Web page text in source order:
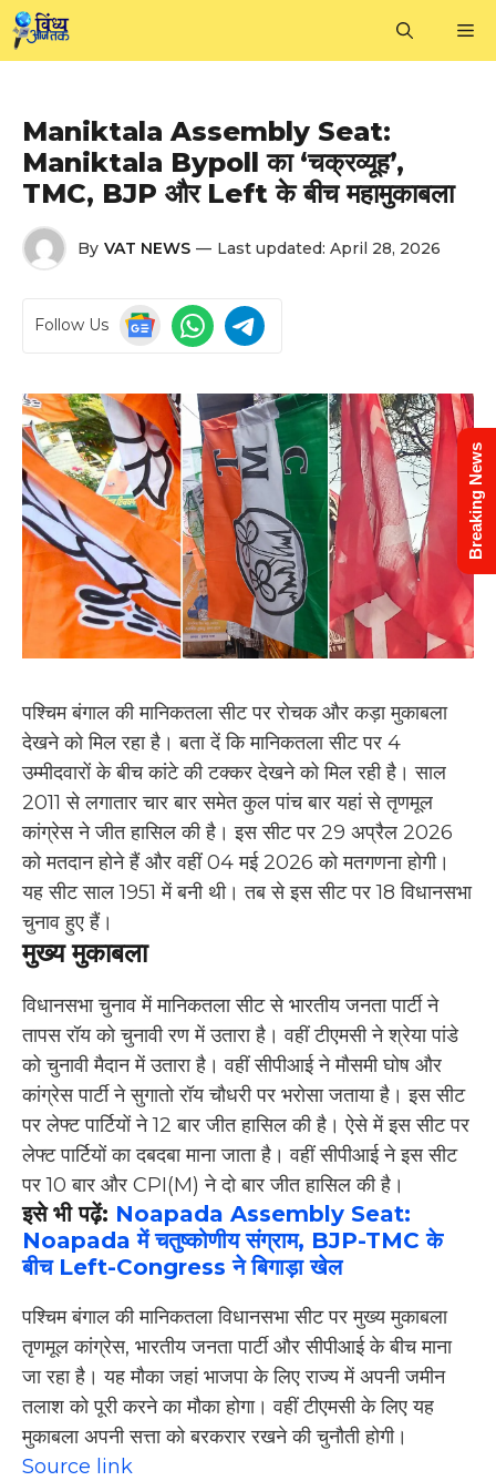
Skip
to
Maniktala Assembly Seat:
Maniktala Bypoll का ‘चक्रव्यूह’,
TMC, BJP और Left के बीच महामुकाबला
By VAT NEWS — Last updated: April 28, 2026
Follow Us
पश्चिम बंगाल की मानिकतला सीट पर रोचक और कड़ा मुकाबला
देखने को मिल रहा है। बता दें कि मानिकतला सीट पर 4
उम्मीदवारों के बीच कांटे की टक्कर देखने को मिल रही है। साल
2011 से लगातार चार बार समेत कुल पांच बार यहां से तृणमूल
कांग्रेस ने जीत हासिल की है। इस सीट पर 29 अप्रैल 2026
को मतदान होने हैं और वहीं 04 मई 2026 को मतगणना होगी।
यह सीट साल 1951 में बनी थी। तब से इस सीट पर 18 विधानसभा
चुनाव हुए हैं।
मुख्य मुकाबला
विधानसभा चुनाव में मानिकतला सीट से भारतीय जनता पार्टी ने
तापस रॉय को चुनावी रण में उतारा है। वहीं टीएमसी ने श्रेया पांडे
को चुनावी मैदान में उतारा है। वहीं सीपीआई ने मौसमी घोष और
कांग्रेस पार्टी ने सुगातो रॉय चौधरी पर भरोसा जताया है। इस सीट
पर लेफ्ट पार्टियों ने 12 बार जीत हासिल की है। ऐसे में इस सीट पर
लेफ्ट पार्टियों का दबदबा माना जाता है। वहीं सीपीआई ने इस सीट
पर 10 बार और CPI(M) ने दो बार जीत हासिल की है।
इसे भी पढ़ें: Noapada Assembly Seat:
Noapada में चतुष्कोणीय संग्राम, BJP-TMC के
बीच Left-Congress ने बिगाड़ा खेल
पश्चिम बंगाल की मानिकतला विधानसभा सीट पर मुख्य मुकाबला
तृणमूल कांग्रेस, भारतीय जनता पार्टी और सीपीआई के बीच माना
जा रहा है। यह मौका जहां भाजपा के लिए राज्य में अपनी जमीन
तलाश को पूरी करने का मौका होगा। वहीं टीएमसी के लिए यह
मुकाबला अपनी सत्ता को बरकरार रखने की चुनौती होगी।
Source link
Breaking News